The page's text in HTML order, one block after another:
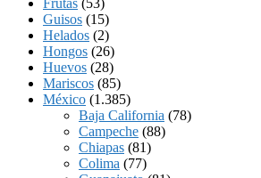
Frutas (53)
Guisos (15)
Helados (2)
Hongos (26)
Huevos (28)
Mariscos (85)
México (1.385)
Baja California (78)
Campeche (88)
Chiapas (81)
Colima (77)